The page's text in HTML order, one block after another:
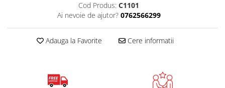
Cod Produs: C1101
Ai nevoie de ajutor? 0762566299
Adauga la Favorite Cere informatii